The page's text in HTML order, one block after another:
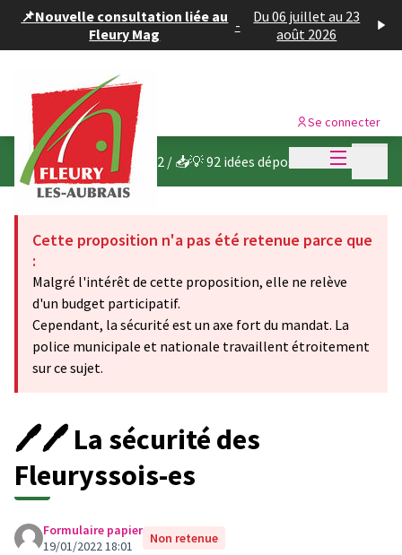
📌Nouvelle consultation liée au
Fleury Mag
-
Du 06 juillet au 23
août 2026
Menu
Se connecter
Budget participatif 2022 / 📥💡 92 idées déposées
Cette proposition n'a pas été retenue parce que
:
Malgré l'intérêt de cette proposition, elle ne relève
d'un budget participatif.
Cependant, la sécurité est un axe fort du mandat. La
police municipale et nationale travaillent étroitement
sur ce sujet.
🖊🖊 La sécurité des
Fleuryssois-es
Formulaire papier
19/01/2022 18:01
Non retenue
Panneau de gestion des cookies